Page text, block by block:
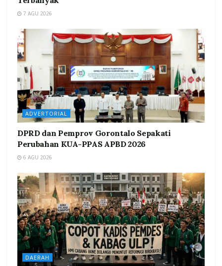
7 AGU 2026
ADVERTORIAL
DPRD dan Pemprov Gorontalo Sepakati
Perubahan KUA-PPAS APBD 2026
6 AGU 2026
DAERAH